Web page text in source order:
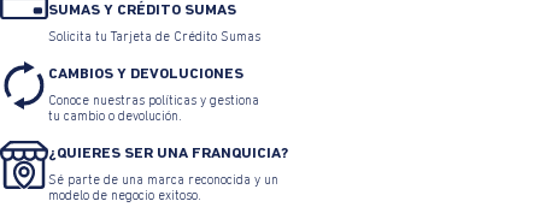
SUMAS Y CRÉDITO SUMAS
Solicita tu Tarjeta de Crédito Sumas
CAMBIOS Y DEVOLUCIONES
Conoce nuestras políticas y gestiona
tu cambio o devolución.
¿QUIERES SER UNA FRANQUICIA?
Sé parte de una marca reconocida y un
modelo de negocio exitoso.